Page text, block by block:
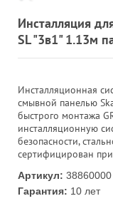
Инсталляция
SL "3в1" 1.13м
Инсталляционная
смывной панелью
быстрого монтажа
инсталляционную
безопасности,
сертифицирован
Артикул: 38860000
Гарантия: 10 лет